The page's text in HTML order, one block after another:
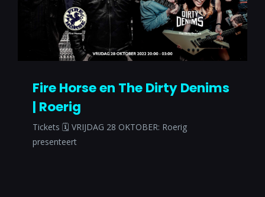
Fire Horse en The Dirty Denims
| Roerig
Tickets 🗓 VRIJDAG 28 OKTOBER: Roerig
presenteert